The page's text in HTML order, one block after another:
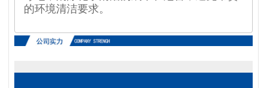
的环境清洁要求。